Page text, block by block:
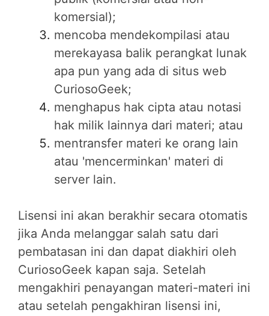
komersial);
mencoba mendekompilasi atau
merekayasa balik perangkat lunak
apa pun yang ada di situs web
CuriosoGeek;
menghapus hak cipta atau notasi
hak milik lainnya dari materi; atau
mentransfer materi ke orang lain
atau 'mencerminkan' materi di
server lain.
Lisensi ini akan berakhir secara otomatis
jika Anda melanggar salah satu dari
pembatasan ini dan dapat diakhiri oleh
CuriosoGeek kapan saja. Setelah
mengakhiri penayangan materi-materi ini
atau setelah pengakhiran lisensi ini,